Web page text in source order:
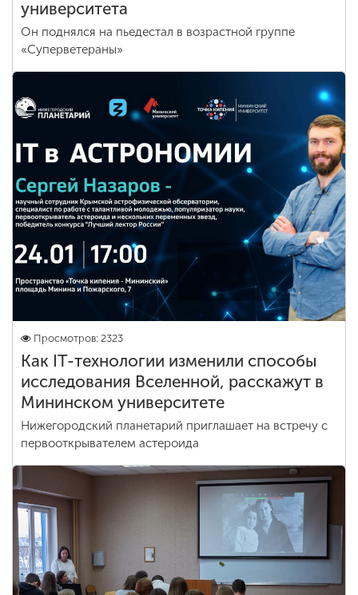
университета
Он поднялся на пьедестал в возрастной группе
«Суперветераны»
Просмотров: 2323
Как IT-технологии изменили способы
исследования Вселенной, расскажут в
Мининском университете
Нижегородский планетарий приглашает на встречу с
первооткрывателем астероида